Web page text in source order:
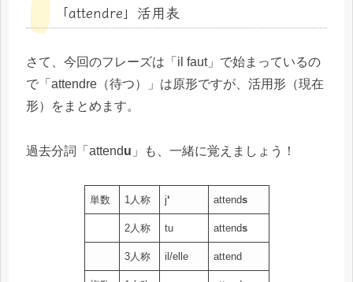
「attendre」活用表
さて、今回のフレーズは「il faut」で始まっているの
で「attendre（待つ）」は原形ですが、活用形（現在
形）をまとめます。
過去分詞「attendu 」も、一緒に覚えましょう！
単数 1人称 j‘ attends
2人称 tu attends
3人称 il/elle attend